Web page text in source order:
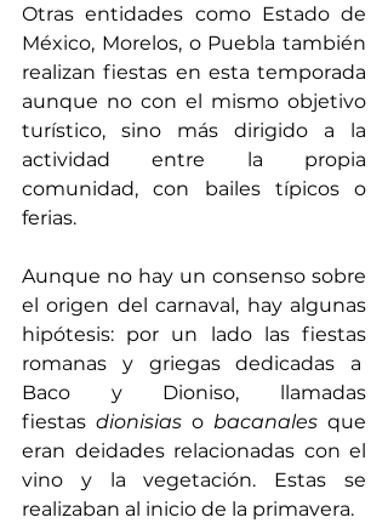
Otras entidades como Estado de
México, Morelos, o Puebla también
realizan fiestas en esta temporada
aunque no con el mismo objetivo
turístico, sino más dirigido a la
actividad entre la propia
comunidad, con bailes típicos o
ferias.
Aunque no hay un consenso sobre
el origen del carnaval, hay algunas
hipótesis: por un lado las fiestas
romanas y griegas dedicadas a
Baco y Dioniso, llamadas
fiestas dionisias o bacanales que
eran deidades relacionadas con el
vino y la vegetación. Estas se
realizaban al inicio de la primavera.